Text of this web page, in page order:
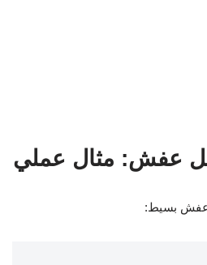
عفش: مثال عملي
عفش بسيط: